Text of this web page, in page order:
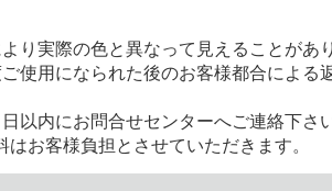
り実際の色と異なって見えることがあ
使用になられた後のお客様都合による
以内にお問合せセンターへご連絡下さい
お客様負担とさせていただきます。